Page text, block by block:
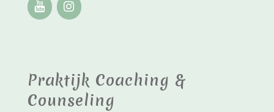
Praktijk Coaching &
Counseling